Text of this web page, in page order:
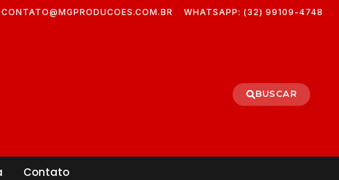
CONTATO@MGPRODUCOES.COM.BR WHATSAPP: (32) 99109-4748
BUSCAR
Contato